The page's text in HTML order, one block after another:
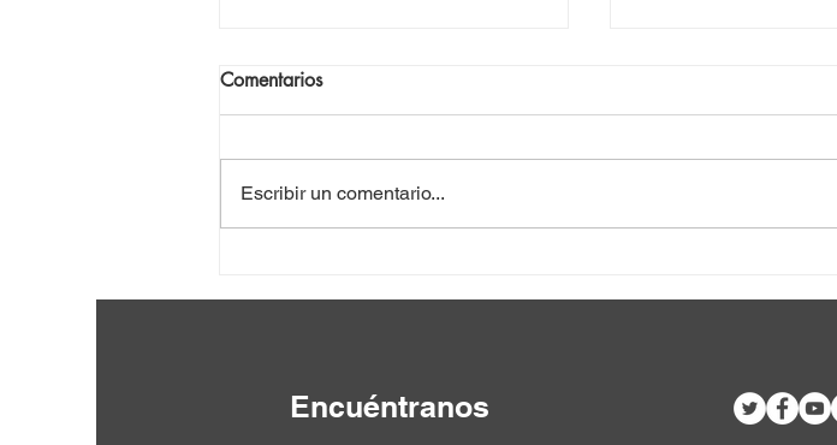
por la Paz y la Abolición de
a Cuba
Comentarios
Escribir un comentario...
Encuéntranos